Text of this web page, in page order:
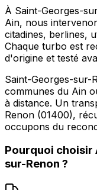
À Saint-Georges-
Ain, nous
citadines, berlines,
Chaque turbo est
d'origine et testé
Saint-Georges-sur-
communes du Ain
à distance. Un
Renon (01400),
occupons du
Pourquoi choisir
sur-Renon ?